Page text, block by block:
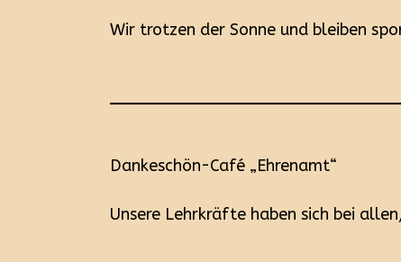
Wir trotzen der Sonne und bleiben
Dankeschön-Café „Ehrenamt“
Unsere Lehrkräfte haben sich bei